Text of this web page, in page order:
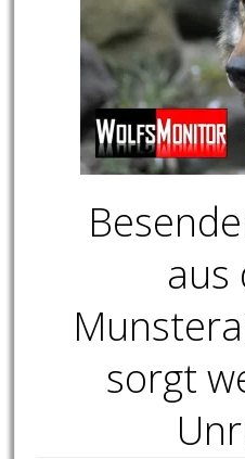
aus
sorgt